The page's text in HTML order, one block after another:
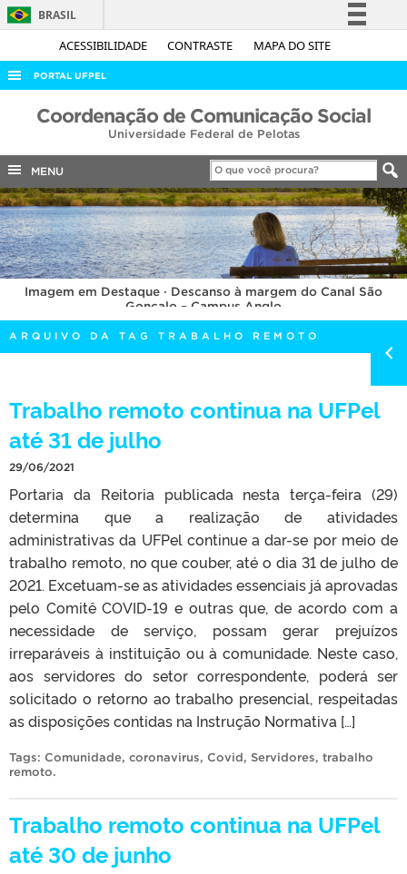
ACESSIBILIDADE CONTRASTE MAPA DO SITE
BRASIL
Simplifique!
Acesso à informação
Legislação
Canais
PORTAL UFPEL
ACESSO À INFORMAÇÃO
COBALTO
CONCURSOS
EDITAIS
INTERNACIONAL
OUVIDORIA
PORTARIAS
TELEFONES
Coordenação de Comunicação Social
Universidade Federal de Pelotas
MENU
Imagem em Destaque · Descanso à margem do Canal São
Gonçalo – Campus Anglo
ARQUIVO DA TAG TRABALHO REMOTO
Trabalho remoto continua na UFPel
até 31 de julho
29/06/2021
Portaria da Reitoria publicada nesta terça-feira (29)
determina que a realização de atividades
administrativas da UFPel continue a dar-se por meio de
trabalho remoto, no que couber, até o dia 31 de julho de
2021. Excetuam-se as atividades essenciais já aprovadas
pelo Comitê COVID-19 e outras que, de acordo com a
necessidade de serviço, possam gerar prejuízos
irreparáveis à instituição ou à comunidade. Neste caso,
aos servidores do setor correspondente, poderá ser
solicitado o retorno ao trabalho presencial, respeitadas
as disposições contidas na Instrução Normativa […]
Tags: Comunidade, coronavirus, Covid, Servidores, trabalho
remoto.
Trabalho remoto continua na UFPel
até 30 de junho